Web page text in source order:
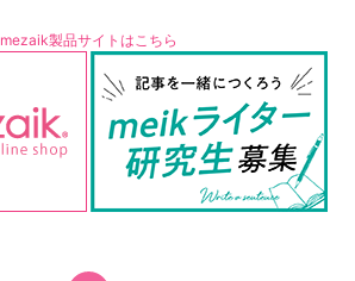
mezaik製品サイトはこちら